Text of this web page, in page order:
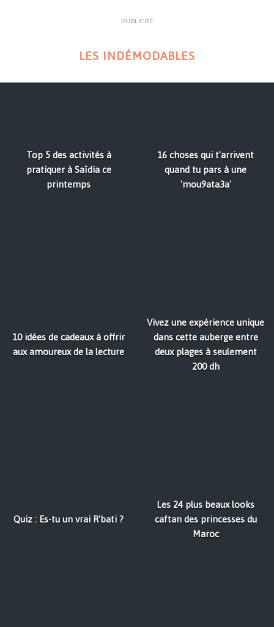
PUBLICITÉ
LES INDÉMODABLES
Top 5 des activités à
pratiquer à Saïdia ce
printemps
16 choses qui t'arrivent
quand tu pars à une
'mou9ata3a'
10 idées de cadeaux à offrir
aux amoureux de la lecture
Vivez une expérience unique
dans cette auberge entre
deux plages à seulement
200 dh
Quiz : Es-tu un vrai R'bati ?
Les 24 plus beaux looks
caftan des princesses du
Maroc